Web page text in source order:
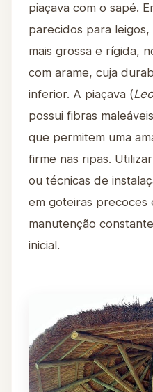
piaçava com o sapé.
parecidos para
mais grossa e rígida,
com arame, cuja
inferior. A piaçava (
possui fibras
que permitem uma
firme nas ripas.
ou técnicas de
em goteiras precoces
manutenção
inicial.